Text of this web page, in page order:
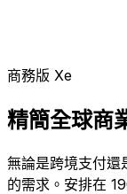
商務版 Xe
精簡全球商
無論是跨境支付還
的需求。安排在